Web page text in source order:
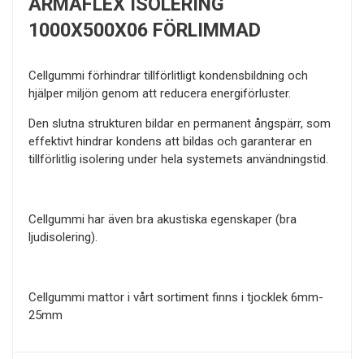
1000X500X06 FÖRLIMMAD
Cellgummi förhindrar tillförlitligt kondensbildning och
hjälper miljön genom att reducera energiförluster.
Den slutna strukturen bildar en permanent ångspärr, som
effektivt hindrar kondens att bildas och garanterar en
tillförlitlig isolering under hela systemets användningstid.
Cellgummi har även bra akustiska egenskaper (bra
ljudisolering).
Cellgummi mattor i vårt sortiment finns i tjocklek 6mm-
25mm